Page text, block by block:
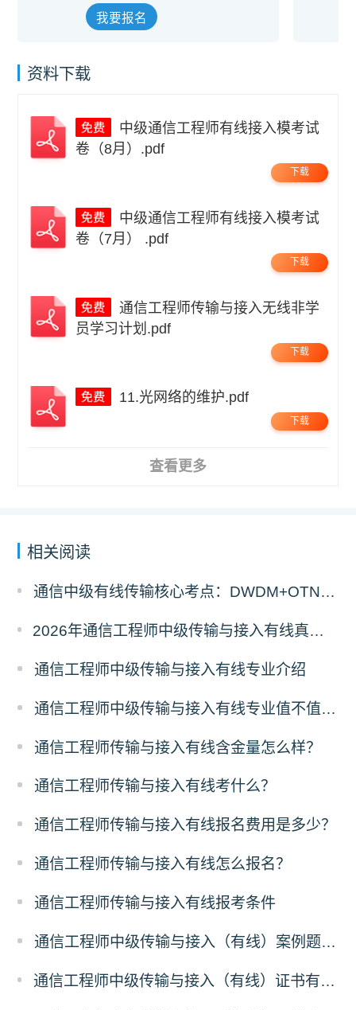
我要报名
资料下载
卷（8月）.pdf
下载
卷（7月） .pdf
下载
通信工程师传输与接入无线非学
员学习计划.pdf
下载
11.光网络的维护.pdf
下载
查看更多
相关阅读
通信中级有线传输核心考点：DWDM+OTN原理与计算题答题拆解
2026年通信工程师中级传输与接入有线真题答案解析（考后更新）
通信工程师中级传输与接入有线专业介绍
通信工程师中级传输与接入有线专业值不值得考？
通信工程师传输与接入有线含金量怎么样？
通信工程师传输与接入有线考什么？
通信工程师传输与接入有线报名费用是多少？
通信工程师传输与接入有线怎么报名？
通信工程师传输与接入有线报考条件
通信工程师中级传输与接入（有线）案例题答题技巧
通信工程师中级传输与接入（有线）证书有什么价值？